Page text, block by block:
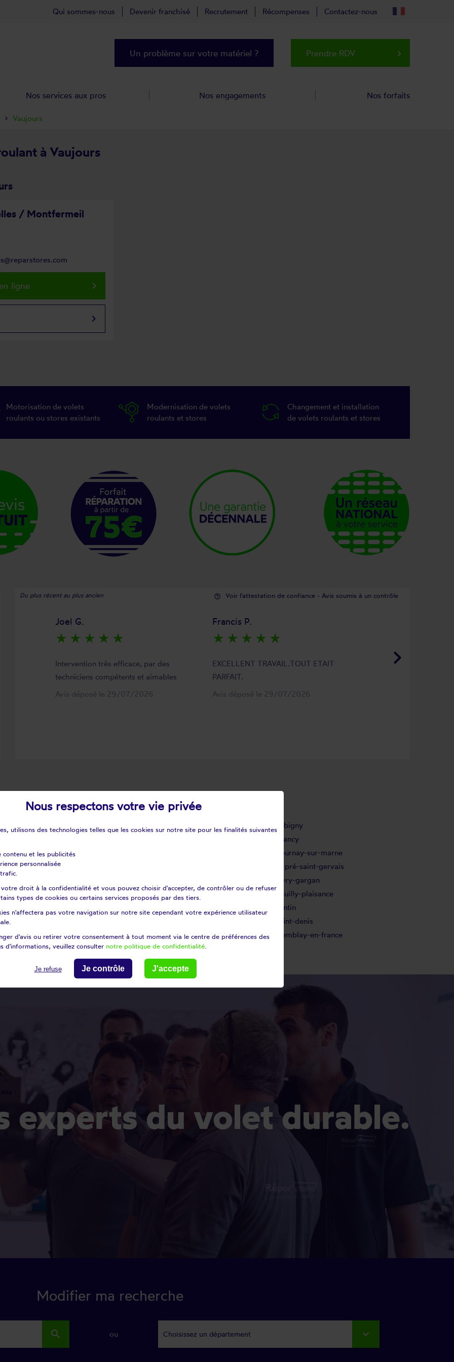
à Vaujours
/ Montfermeil
ligne keyboard_arrow_right
keyboard_arrow_right
Motorisation de volets
roulants ou stores existants
Modernisation de volets
roulants et stores
Changement et installation
de volets roulants et stores
Du plus récent au plus ancien help_outline Voir l'attestation de confiance - Avis soumis à un contrôle
keyboard_arrow_right
Joel G.
star_rate star_rate star_rate star_rate star_rate
Intervention très efficace, par des
techniciens compétents et aimables
Avis déposé le 29/07/2026
Francis P.
star_rate star_rate star_rate star_rate star_rate
EXCELLENT TRAVAIL.TOUT ETAIT
PARFAIT.
Avis déposé le 29/07/2026
à proximité de Vaujours
sous-bois Bagnolet
Bobigny
Drancy
sur-seine
Gournay-sur-marne
mesnil
Le pré-saint-gervais
Livry-gargan
Montreuil
Neuilly-plaisance
Pantin
Saint-denis
Stains
Tremblay-en-france
Villetaneuse
experts du volet durable.
Modifier ma recherche
search ou Choisissez un département
Vaujours
Qui sommes-nous Devenir franchisé Recrutement Récompenses Contactez-nous
Un problème sur votre matériel ? Prendre RDV keyboard_arrow_right
Nos services aux pros Nos engagements Nos forfaits
Nous respectons votre vie privée
utilisons des technologies telles que les cookies sur notre site pour les finalités suivantes
contenu et les publicités
personnalisée
votre droit à la confidentialité et vous pouvez choisir d'accepter, de contrôler ou de refuser
types de cookies ou certains services proposés par des tiers.
n'affectera pas votre navigation sur notre site cependant votre expérience utilisateur
d'avis ou retirer votre consentement à tout moment via le centre de préférences des
d'informations, veuillez consulter notre politique de confidentialité
Je refuse Je contrôle J'accepte